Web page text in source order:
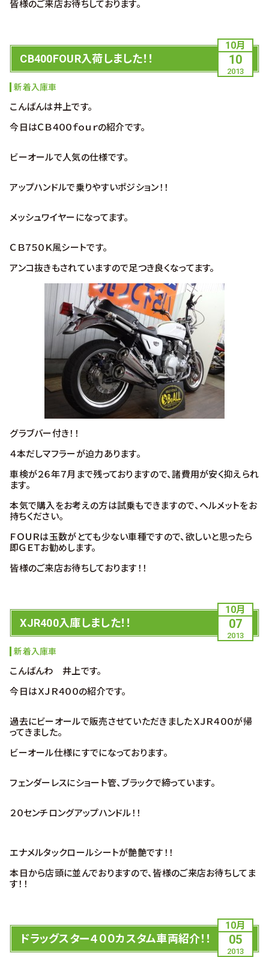
皆様のご来店お待ちしております。
10月
10
2013
CB400FOUR入荷しました！！
新着入庫車
こんばんは井上です。
今日はＣＢ４００ｆｏｕｒの紹介です。
ビーオールで人気の仕様です。
アップハンドルで乗りやすいポジション！！
メッシュワイヤーになってます。
ＣＢ７５０Ｋ風シートです。
アンコ抜きもされていますので足つき良くなってます。
グラブバー付き！！
４本だしマフラーが迫力あります。
車検が２６年７月まで残っておりますので、諸費用が安く抑えられ
ます。
本気で購入をお考えの方は試乗もできますので、ヘルメットをお
持ちください。
ＦＯＵＲは玉数がとても少ない車種ですので、欲しいと思ったら
即ＧＥＴお勧めします。
皆様のご来店お待ちしております！！
10月
07
2013
XJR400入庫しました！！
新着入庫車
こんばんわ 井上です。
今日はＸＪＲ４００の紹介です。
過去にビーオールで販売させていただきましたＸＪＲ４００が帰
ってきました。
ビーオール仕様にすでになっております。
フェンダーレスにショート管、ブラックで締っています。
２０センチロングアップハンドル！！
エナメルタックロールシートが艶艶です！！
本日から店頭に並んでおりますので、皆様のご来店お待ちしてま
す！！
10月
05
2013
ドラッグスター４００カスタム車両紹介！！